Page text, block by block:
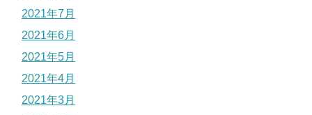
2021年7月
2021年6月
2021年5月
2021年4月
2021年3月